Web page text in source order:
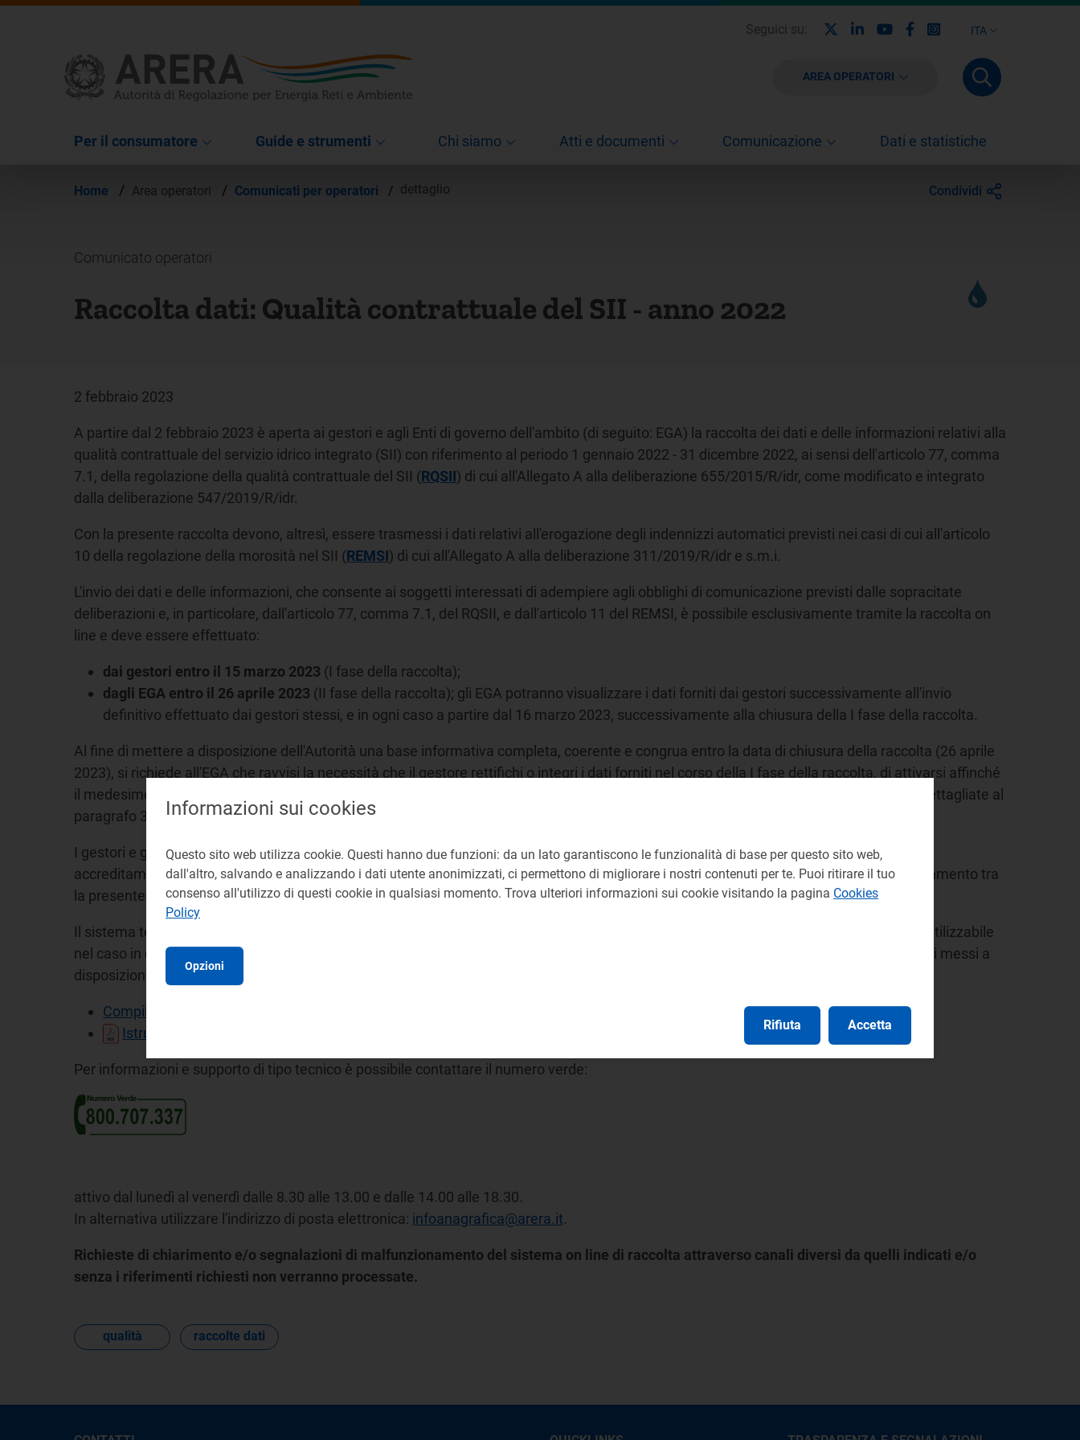
ITA
Seguici su: LinkedinYoutubeFacebook
Instagram
AREA OPERATORI
Per il consumatore Guide e strumenti Chi siamo Atti e documenti Comunicazione Dati e statistiche
Home / Area operatori / Comunicati per operatori / dettaglio Condividi
Comunicato operatori
Raccolta dati: Qualità contrattuale del SII - anno 2022
2 febbraio 2023
A partire dal 2 febbraio 2023 è aperta ai gestori e agli Enti di governo dell'ambito (di seguito: EGA) la raccolta dei dati e delle informazioni relativi alla
qualità contrattuale del servizio idrico integrato (SII) con riferimento al periodo 1 gennaio 2022 - 31 dicembre 2022, ai sensi dell'articolo 77, comma
7.1, della regolazione della qualità contrattuale del SII (RQSII) di cui all'Allegato A alla deliberazione 655/2015/R/idr, come modificato e integrato
dalla deliberazione 547/2019/R/idr.
Con la presente raccolta devono, altresì, essere trasmessi i dati relativi all'erogazione degli indennizzi automatici previsti nei casi di cui all'articolo
10 della regolazione della morosità nel SII (REMSI) di cui all'Allegato A alla deliberazione 311/2019/R/idr e s.m.i.
L'invio dei dati e delle informazioni, che consente ai soggetti interessati di adempiere agli obblighi di comunicazione previsti dalle sopracitate
deliberazioni e, in particolare, dall'articolo 77, comma 7.1, del RQSII, e dall'articolo 11 del REMSI, è possibile esclusivamente tramite la raccolta on
line e deve essere effettuato:
dai gestori entro il 15 marzo 2023 (I fase della raccolta);
dagli EGA entro il 26 aprile 2023 (II fase della raccolta); gli EGA potranno visualizzare i dati forniti dai gestori successivamente all'invio
definitivo effettuato dai gestori stessi, e in ogni caso a partire dal 16 marzo 2023, successivamente alla chiusura della I fase della raccolta.
Al fine di mettere a disposizione dell'Autorità una base informativa completa, coerente e congrua entro la data di chiusura della raccolta (26 aprile
2023), si richiede all'EGA che ravvisi la necessità che il gestore rettifichi o integri i dati forniti nel corso della I fase della raccolta, di attivarsi affinché
il medesimo gestore formuli tempestivamente richiesta di riapertura della compilazione in modalità "Rettifica" (secondo le indicazioni dettagliate al
paragrafo 3.9 del Manuale d'uso della presente raccolta dati).
I gestori e gli EGA possono accedere al sistema on line e provvedere alla trasmissione dei dati e delle informazioni richieste solo previo
accreditamento presso l'Anagrafica Operatorie la compilazione dell'Anagrafica Territoriale Idrica(ATID). Per ulteriori dettagli sul collegamento tra
la presente raccolta e l'ATID si rimanda al paragrafo 3.2 del Manuale d'uso della medesima raccolta.
Il sistema telematico di raccolta prevede la compilazione di maschere
nonché la possibilità del cosiddetto "caricamento massivo", utilizzabile
nel caso in cui sia necessario rendicontare un numero consistente di dati. Non sono ammissibili dati forniti su supporti differenti da quelli messi a
disposizione dalla sezione dedicata.
Compilazione moduli
Istruzioni per la compilazione
Per informazioni e supporto di tipo tecnico è possibile contattare il numero verde:
attivo dal lunedì al venerdì dalle 8.30 alle 13.00 e dalle 14.00 alle 18.30.
In alternativa utilizzare l'indirizzo di posta elettronica: infoanagrafica@arera.it.
Richieste di chiarimento e/o segnalazioni di malfunzionamento del sistema on line di raccolta attraverso canali diversi da quelli indicati e/o
senza i riferimenti richiesti non verranno processate.
qualità raccolte dati
Informazioni sui cookies
Questo sito web utilizza cookie. Questi hanno due funzioni: da un lato garantiscono le funzionalità di base per questo sito web,
dall'altro, salvando e analizzando i dati utente anonimizzati, ci permettono di migliorare i nostri contenuti per te. Puoi ritirare il tuo
consenso all'utilizzo di questi cookie in qualsiasi momento. Trova ulteriori informazioni sui cookie visitando la pagina Cookies
Policy
Opzioni
Rifiuta Accetta